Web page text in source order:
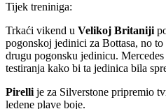
Tijek treniniga:
Trkaći vikend u Velikoj Britaniji
pogonskoj jedinici za Bottasa, no
drugu pogonsku jedinicu.
testiranja kako bi ta jedinica bila
Pirelli je za Silverstone pripremio
ledene plave boje.